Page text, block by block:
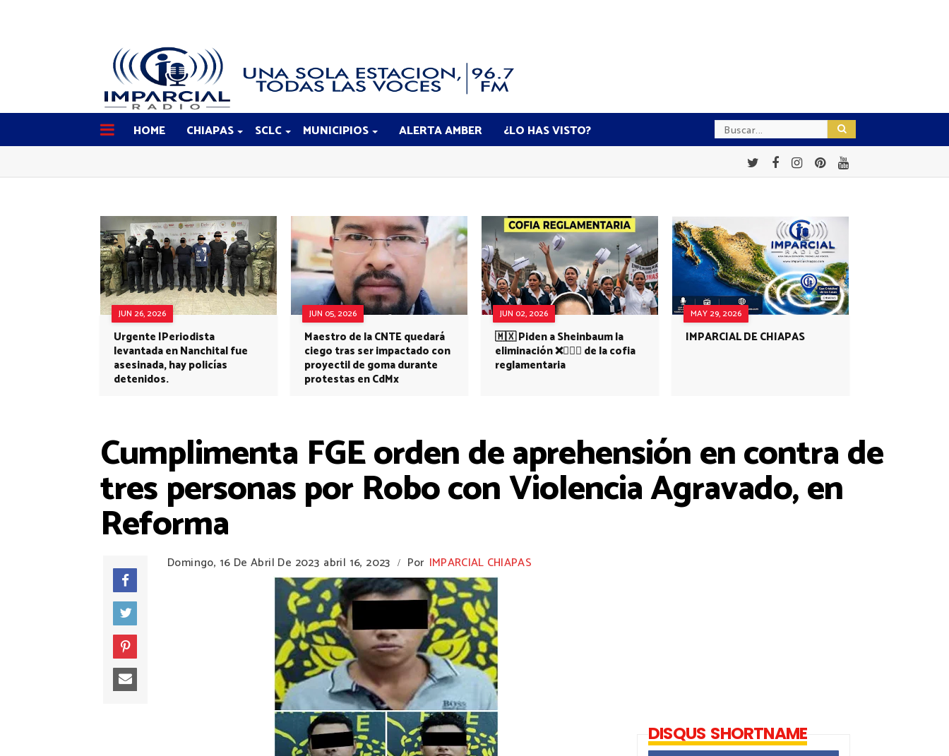
HOME CHIAPAS SCLC MUNICIPIOS ALERTA AMBER ¿LO HAS VISTO?
JUN 26, 2026
Urgente |Periodista
levantada en Nanchital fue
asesinada, hay policías
detenidos.
JUN 05, 2026
Maestro de la CNTE quedará
ciego tras ser impactado con
proyectil de goma durante
protestas en CdMx
JUN 02, 2026
🇲🇽 Piden a Sheinbaum la
eliminación ❌👩🏻‍⚕️ de la cofia
reglamentaria
MAY 29, 2026
IMPARCIAL DE CHIAPAS
Cumplimenta FGE orden de aprehensión en contra de
tres personas por Robo con Violencia Agravado, en
Reforma
Domingo, 16 De Abril De 2023 abril 16, 2023 / Por IMPARCIAL CHIAPAS
DISQUS SHORTNAME